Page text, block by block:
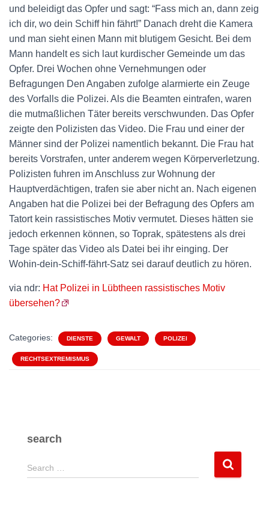
und beleidigt das Opfer und sagt: “Fass mich an, dann zeig
ich dir, wo dein Schiff hin fährt!” Danach dreht die Kamera
und man sieht einen Mann mit blutigem Gesicht. Bei dem
Mann handelt es sich laut kurdischer Gemeinde um das
Opfer. Drei Wochen ohne Vernehmungen oder
Befragungen Den Angaben zufolge alarmierte ein Zeuge
des Vorfalls die Polizei. Als die Beamten eintrafen, waren
die mutmaßlichen Täter bereits verschwunden. Das Opfer
zeigte den Polizisten das Video. Die Frau und einer der
Männer sind der Polizei namentlich bekannt. Die Frau hat
bereits Vorstrafen, unter anderem wegen Körperverletzung.
Polizisten fuhren im Anschluss zur Wohnung der
Hauptverdächtigen, trafen sie aber nicht an. Nach eigenen
Angaben hat die Polizei bei der Befragung des Opfers am
Tatort kein rassistisches Motiv vermutet. Dieses hätten sie
jedoch erkennen können, so Toprak, spätestens als drei
Tage später das Video als Datei bei ihr einging. Der
Wohin-dein-Schiff-fährt-Satz sei darauf deutlich zu hören.
via ndr: Hat Polizei in Lübtheen rassistisches Motiv
übersehen?
Categories: DIENSTE GEWALT POLIZEI
RECHTSEXTREMISMUS
search
S
e
Search …